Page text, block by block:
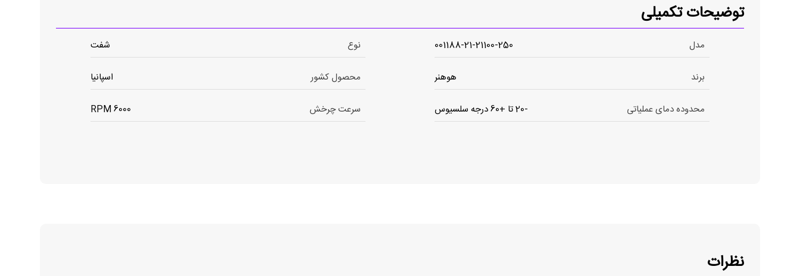
توضیحات تکمیلی
مدل 001188-21-21100-250 نوع شفت
برند هوهنر محصول کشور اسپانیا
محدوده دمای عملیاتی -20 تا +60 درجه سلسیوس سرعت چرخش 6000 RPM
نظرات